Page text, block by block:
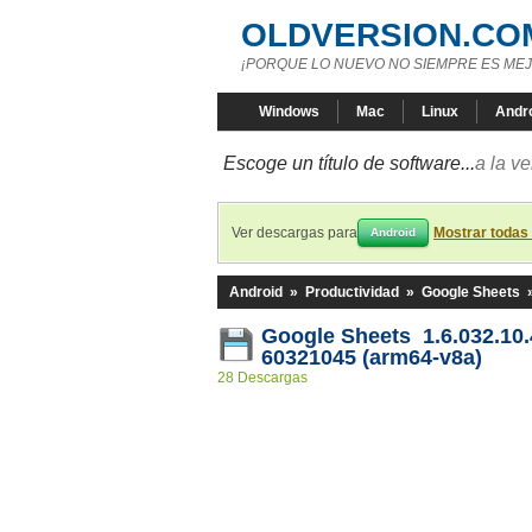
¡PORQUE LO NUEVO NO SIEMPRE ES
Windows Mac Linux
Escoge un título de software...a la
Ver descargas para Android Mostrar
Android » Productividad » Google Sheets
Google Sheets
60321045 (arm64-v8a)
28 Descargas